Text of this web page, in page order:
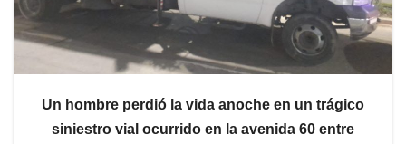
Un hombre perdió la vida anoche en un trágico
siniestro vial ocurrido en la avenida 60 entre